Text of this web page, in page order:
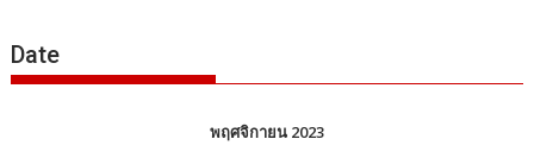
Date
พฤศจิกายน 2023